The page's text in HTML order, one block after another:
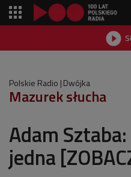

Polskie Radio Dwójka
Mazurek słucha
Adam
jedna